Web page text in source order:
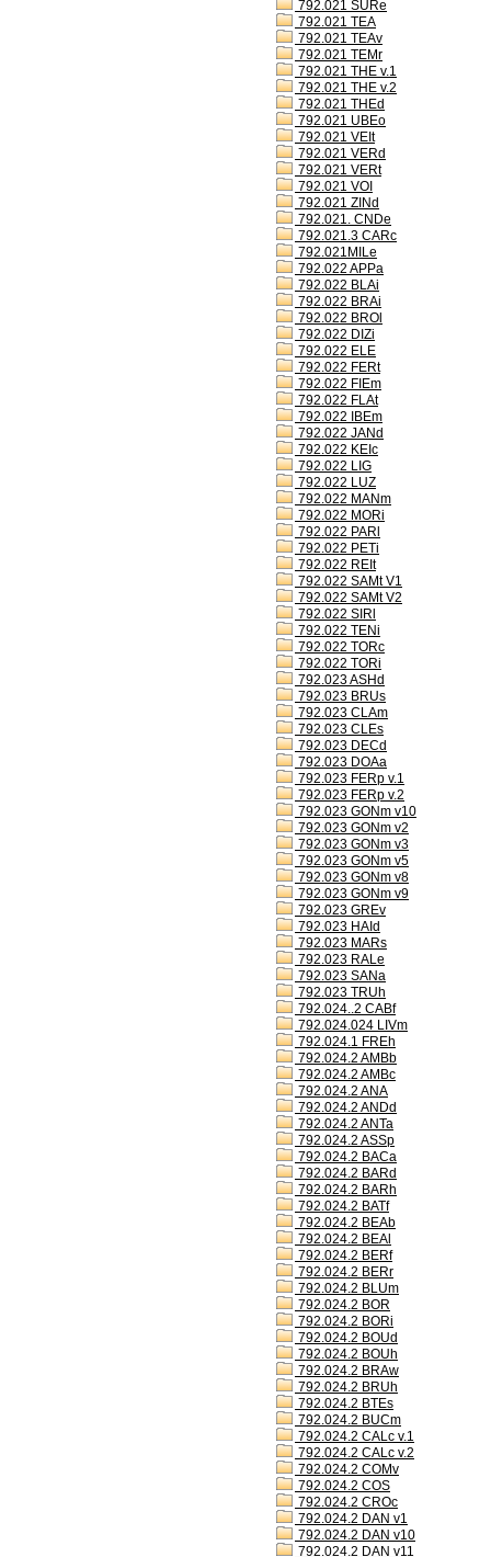
792.021 SURe
792.021 TEA
792.021 TEAv
792.021 TEMr
792.021 THE v.1
792.021 THE v.2
792.021 THEd
792.021 UBEo
792.021 VEIt
792.021 VERd
792.021 VERt
792.021 VOI
792.021 ZINd
792.021. CNDe
792.021.3 CARc
792.021MILe
792.022 APPa
792.022 BLAi
792.022 BRAi
792.022 BROl
792.022 DIZi
792.022 ELE
792.022 FERt
792.022 FIEm
792.022 FLAt
792.022 IBEm
792.022 JANd
792.022 KEIc
792.022 LIG
792.022 LUZ
792.022 MANm
792.022 MORi
792.022 PARl
792.022 PETi
792.022 REIt
792.022 SAMt V1
792.022 SAMt V2
792.022 SIRl
792.022 TENi
792.022 TORc
792.022 TORi
792.023 ASHd
792.023 BRUs
792.023 CLAm
792.023 CLEs
792.023 DECd
792.023 DOAa
792.023 FERp v.1
792.023 FERp v.2
792.023 GONm v10
792.023 GONm v2
792.023 GONm v3
792.023 GONm v5
792.023 GONm v8
792.023 GONm v9
792.023 GREv
792.023 HAId
792.023 MARs
792.023 RALe
792.023 SANa
792.023 TRUh
792.024..2 CABf
792.024.024 LIVm
792.024.1 FREh
792.024.2 AMBb
792.024.2 AMBc
792.024.2 ANA
792.024.2 ANDd
792.024.2 ANTa
792.024.2 ASSp
792.024.2 BACa
792.024.2 BARd
792.024.2 BARh
792.024.2 BATf
792.024.2 BEAb
792.024.2 BEAl
792.024.2 BERf
792.024.2 BERr
792.024.2 BLUm
792.024.2 BOR
792.024.2 BORi
792.024.2 BOUd
792.024.2 BOUh
792.024.2 BRAw
792.024.2 BRUh
792.024.2 BTEs
792.024.2 BUCm
792.024.2 CALc v.1
792.024.2 CALc v.2
792.024.2 COMv
792.024.2 COS
792.024.2 CROc
792.024.2 DAN v1
792.024.2 DAN v10
792.024.2 DAN v11